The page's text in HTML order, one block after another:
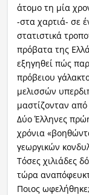
άτομο τη μία
-στα χαρτιά- σε
στατιστικά
πρόβατα της
εξηγηθεί πώς
πρόβειου
μελισσών
μαστίζονταν
Δύο Έλληνες
χρόνια
γεωργικών
Τόσες χιλιάδες
τώρα
Ποιος